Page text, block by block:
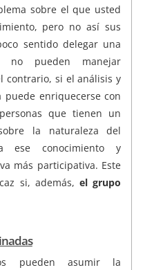
sobre el que usted
pero no así sus
sentido delegar una
no pueden manejar
contrario, si el análisis y
enriquecerse con
que tienen un
la naturaleza del
ese conocimiento y
más participativa. Este
si, además, el grupo
pueden asumir la